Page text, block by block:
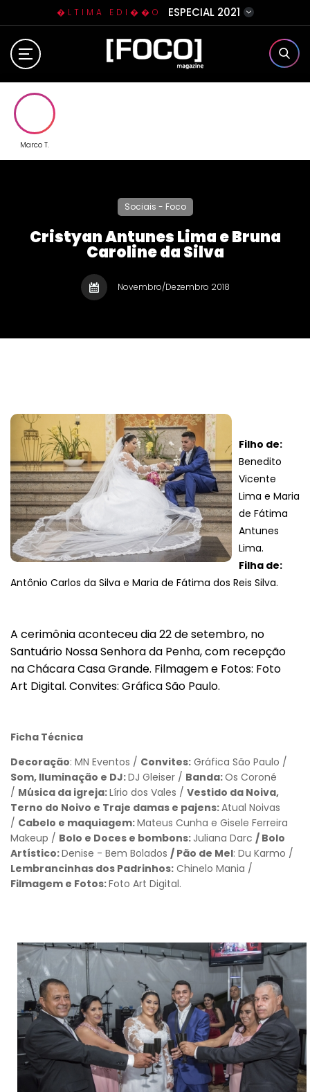
�LTIMA EDI��O ESPECIAL 2021
Home
Contato
Voltar
Marco T.
Sociais - Foco
Cristyan Antunes Lima e Bruna
Caroline da Silva
Novembro/Dezembro 2018
Filho de:
Benedito
Vicente
Lima e Maria
de Fátima
Antunes
Lima.
Filha de:
Antônio Carlos da Silva e Maria de Fátima dos Reis Silva.
A cerimônia aconteceu dia 22 de setembro, no
Santuário Nossa Senhora da Penha, com recepção
na Chácara Casa Grande. Filmagem e Fotos: Foto
Art Digital. Convites: Gráfica São Paulo.
Ficha Técnica
Decoração: MN Eventos / Convites: Gráfica São Paulo /
Som, Iluminação e DJ:DJ Gleiser / Banda:Os Coroné
/ Música da igreja:Lírio dos Vales / Vestido da Noiva,
Terno do Noivo e Traje damas e pajens:Atual Noivas
/ Cabelo e maquiagem:Mateus Cunha e Gisele Ferreira
Makeup / Bolo e Doces e bombons: Juliana Darc / Bolo
Artístico:Denise - Bem Bolados / Pão de Mel: Du Karmo /
Lembrancinhas dos Padrinhos: Chinelo Mania /
Filmagem e Fotos:Foto Art Digital.